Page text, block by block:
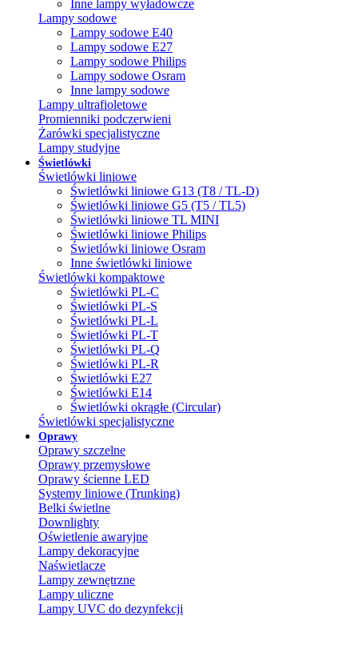
Inne lampy wyładowcze
Lampy sodowe
Lampy sodowe E40
Lampy sodowe E27
Lampy sodowe Philips
Lampy sodowe Osram
Inne lampy sodowe
Lampy ultrafioletowe
Promienniki podczerwieni
Żarówki specjalistyczne
Lampy studyjne
Świetlówki
Świetlówki liniowe
Świetlówki liniowe G13 (T8 / TL-D)
Świetlówki liniowe G5 (T5 / TL5)
Świetlówki liniowe TL MINI
Świetlówki liniowe Philips
Świetlówki liniowe Osram
Inne świetlówki liniowe
Świetlówki kompaktowe
Świetlówki PL-C
Świetlówki PL-S
Świetlówki PL-L
Świetlówki PL-T
Świetlówki PL-Q
Świetlówki PL-R
Świetlówki E27
Świetlówki E14
Świetlówki okrągłe (Circular)
Świetlówki specjalistyczne
Oprawy
Oprawy szczelne
Oprawy przemysłowe
Oprawy ścienne LED
Systemy liniowe (Trunking)
Belki świetlne
Downlighty
Oświetlenie awaryjne
Lampy dekoracyjne
Naświetlacze
Lampy zewnętrzne
Lampy uliczne
Lampy UVC do dezynfekcji